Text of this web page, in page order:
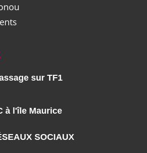
sur TF1
à l'île Maurice
SOCIAUX